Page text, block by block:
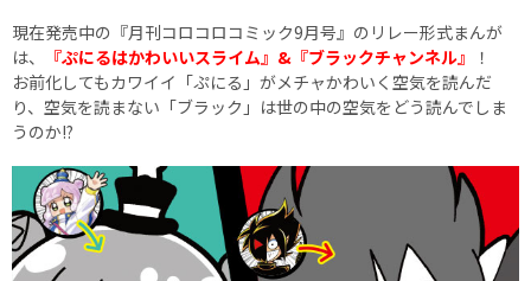
現在発売中の『月刊コロコロコミック9月号』のリレー形式まんが
は、
『ぷにるはかわいいスライム』&『ブラックチャンネル』
！
お前化してもカワイイ「ぷにる」がメチャかわいく空気を読んだ
り、空気を読まない「ブラック」は世の中の空気をどう読んでしま
うのか!?